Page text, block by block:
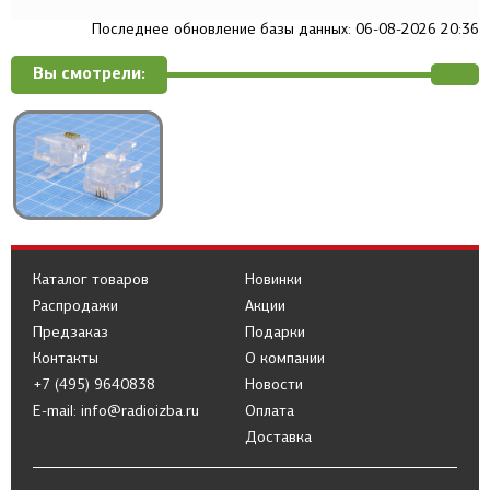
Последнее обновление базы данных: 06-08-2026 20:36
Вы смотрели:
Каталог товаров
Распродажи
Предзаказ
Новинки
Акции
Подарки
Контакты
+7 (495) 9640838
E-mail: info@radioizba.ru
О компании
Новости
Оплата
Доставка